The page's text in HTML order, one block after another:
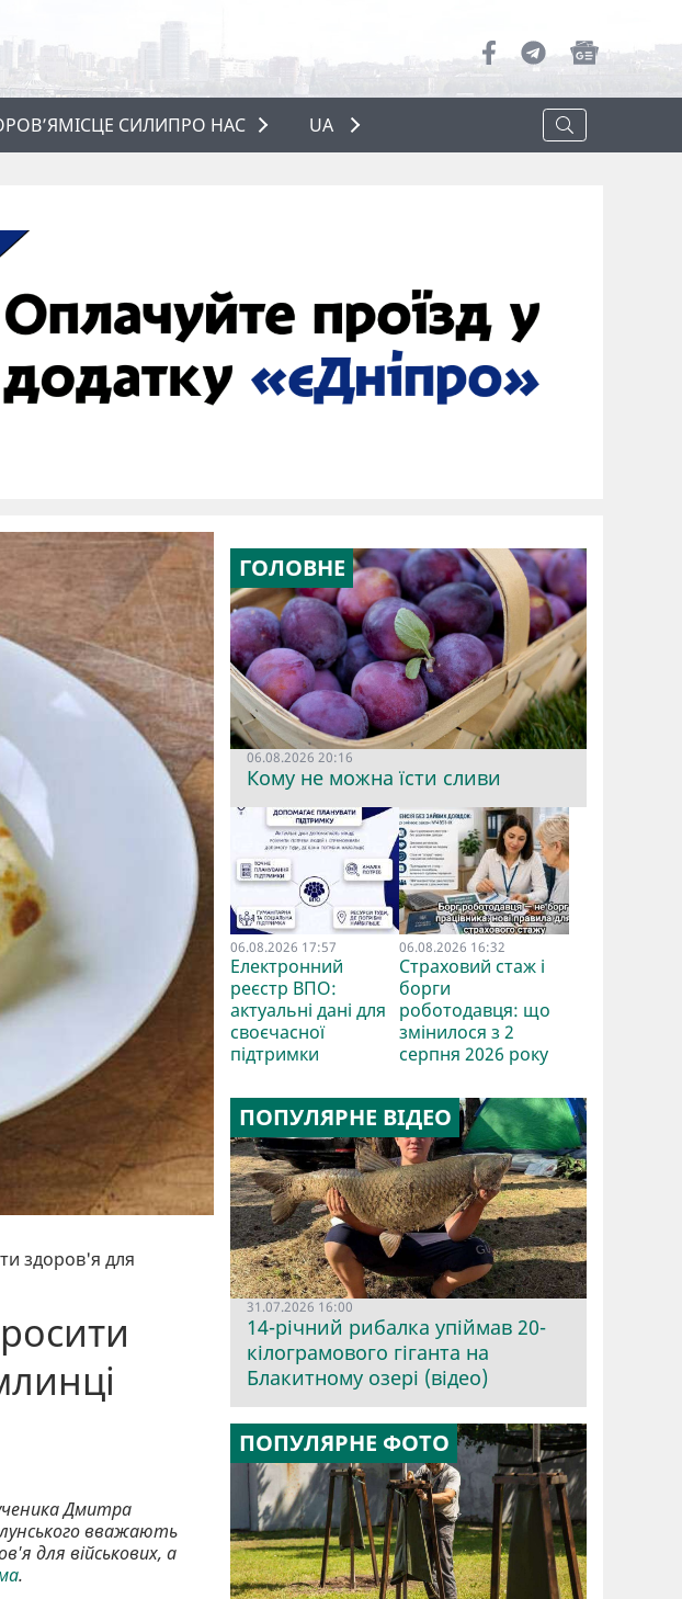
МІСЦЕ СИЛИПРО НАС
UA
здоров'я для
Дмитра
вважають
для військових, а
.
ГОЛОВНЕ
06.08.2026 20:16
Кому не можна їсти сливи
06.08.2026 17:57
Електронний
реєстр ВПО:
актуальні дані для
своєчасної
підтримки
06.08.2026 16:32
Страховий стаж і
борги
роботодавця: що
змінилося з 2
серпня 2026 року
ПОПУЛЯРНЕ ВІДЕО
31.07.2026 16:00
14-річний рибалка упіймав 20-
кілограмового гіганта на
Блакитному озері (відео)
ПОПУЛЯРНЕ ФОТО